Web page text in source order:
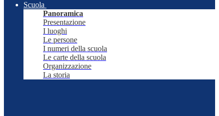
Scuola
Panoramica
Presentazione
I luoghi
Le persone
I numeri della scuola
Le carte della scuola
Organizzazione
La storia